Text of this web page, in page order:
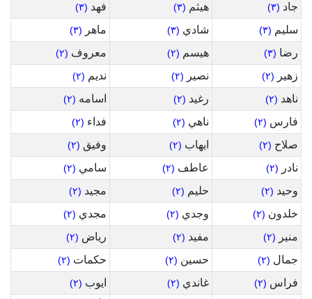
جاد (٣) هيثم (٣) فهد (٣)
سليم (٣) شادي (٣) ماهر (٣)
رضا (٣) هيسم (٢) معروف (٢)
زهير (٢) نصير (٢) نديم (٢)
ناهد (٢) رغيد (٢) اسامه (٢)
فارس (٢) ناهي (٢) فداء (٢)
صلاح (٢) ايهاب (٢) وفيق (٢)
نادر (٢) عاطف (٢) سامي (٢)
وحيد (٢) حليم (٢) مجيد (٢)
خلدون (٢) وجدي (٢) مجدي (٢)
منير (٢) مفيد (٢) رياض (٢)
جمال (٢) حسين (٢) حكمات (٢)
فراس (٢) غاندي (٢) ايوب (٢)